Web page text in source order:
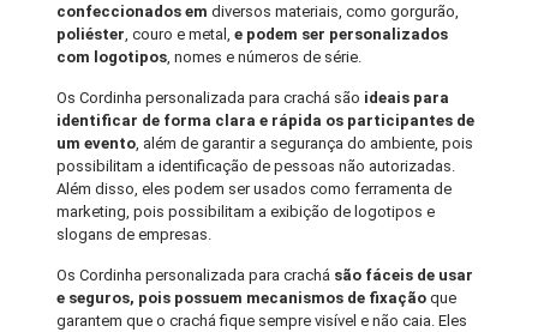
confeccionados emdiversos materiais, como gorgurão,
poliéster, couro e metal,e podem ser personalizados
com logotipos, nomes e números de série.
Os Cordinha personalizada para crachá são ideais para
identificar de forma clara e rápida os participantes de
um evento, além de garantir a segurança do ambiente, pois
possibilitam a identificação de pessoas não autorizadas.
Além disso, eles podem ser usados como ferramenta de
marketing, pois possibilitam a exibição de logotipos e
slogans de empresas.
Os Cordinha personalizada para crachá são fáceis de usar
e seguros, pois possuem mecanismos de fixação que
garantem que o crachá fique sempre visível e não caia. Eles